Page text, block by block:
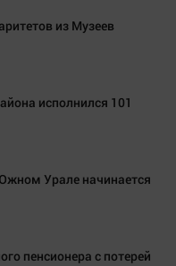
из Музеев
исполнился 101
Урале начинается
пенсионера с потерей